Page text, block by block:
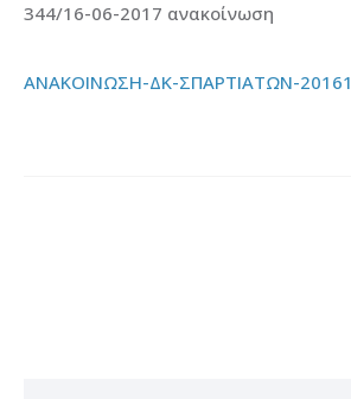
344/16-06-2017 ανακοίνωση
ΑΝΑΚΟΙΝΩΣΗ-ΔΚ-ΣΠΑΡΤΙΑΤΩΝ-20161